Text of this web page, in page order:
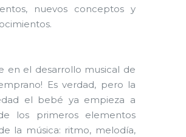
nuevos conceptos y
en el desarrollo musical de
Es verdad, pero la
el bebé ya empieza a
los primeros elementos
la música: ritmo, melodía,